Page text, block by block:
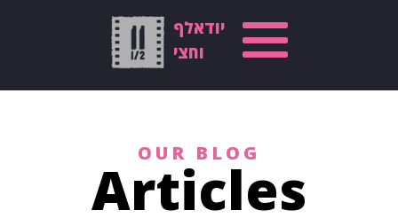
יודאלף
וחצי
OUR BLOG
Articles